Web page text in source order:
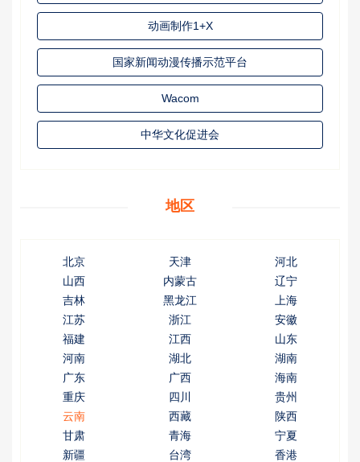
动画制作1+X
国家新闻动漫传播示范平台
Wacom
中华文化促进会
地区
北京 天津
河北
山西
内蒙古
辽宁
吉林
黑龙江
上海
江苏
浙江
安徽
福建
江西
山东
河南
湖北
湖南
广东
广西
海南
重庆
四川
贵州
云南
西藏
陕西
甘肃
青海
宁夏
新疆
台湾
香港